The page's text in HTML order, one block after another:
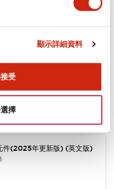
顯示詳細資料
受
擇
標準
(2025年更新版) (英文版)